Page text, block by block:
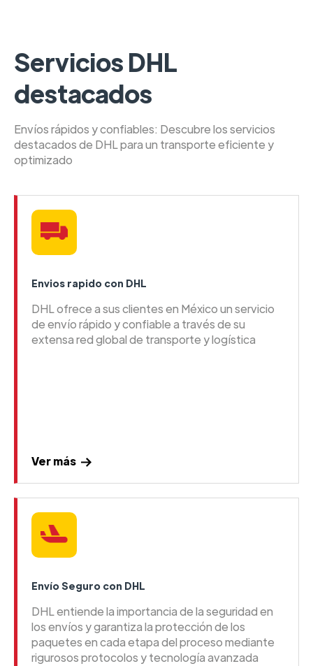
Servicios DHL
destacados
Envíos rápidos y confiables: Descubre los servicios
destacados de DHL para un transporte eficiente y
optimizado
Envios rapido con DHL
DHL ofrece a sus clientes en México un servicio
de envío rápido y confiable a través de su
extensa red global de transporte y logística
Ver más
Envío Seguro con DHL
DHL entiende la importancia de la seguridad en
los envíos y garantiza la protección de los
paquetes en cada etapa del proceso mediante
rigurosos protocolos y tecnología avanzada